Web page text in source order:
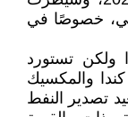
خصوصًا في
ولكن تستورد
كندا والمكسيك
تصدير النفط